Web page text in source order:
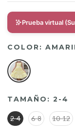
Prueba virtual
COLOR:
TAMAÑO: 2-4
2-4 6-8 10-12